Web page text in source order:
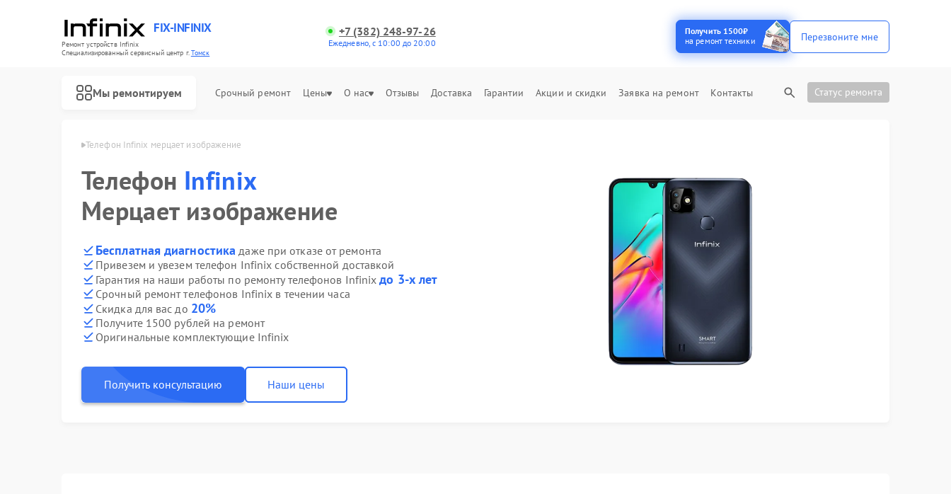
FIX-INFINIX
Ремонт устройств Infinix
Специализированный cервисный центр г.Томск
+7 (382) 248-97-26
Ежедневно, с 10:00 до 20:00
Получить 1500₽
на ремонт техники
Перезвоните мне
Мы ремонтируем Срочный ремонт Цены О нас Отзывы Доставка Гарантии Акции и скидки Заявка на ремонт Контакты Статус ремонта
Infinix в Томске Телефон Infinix мерцает изображение
Телефон Infinix
Мерцает изображение
Бесплатная диагностика даже при отказе от ремонта
Привезем и увезем телефон Infinix собственной доставкой
Гарантия на наши работы по ремонту телефонов Infinixдо 3-х лет
Срочный ремонт телефонов Infinix в течении часа
Скидка для вас до 20%
Получите 1500 рублей на ремонт
Оригинальные комплектующие Infinix
Получить консультацию Наши цены